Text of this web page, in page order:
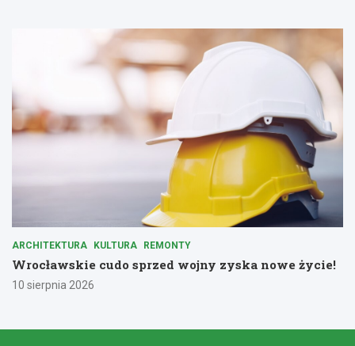
ARCHITEKTURA KULTURA REMONTY
Wrocławskie cudo sprzed wojny zyska nowe życie!
10 sierpnia 2026